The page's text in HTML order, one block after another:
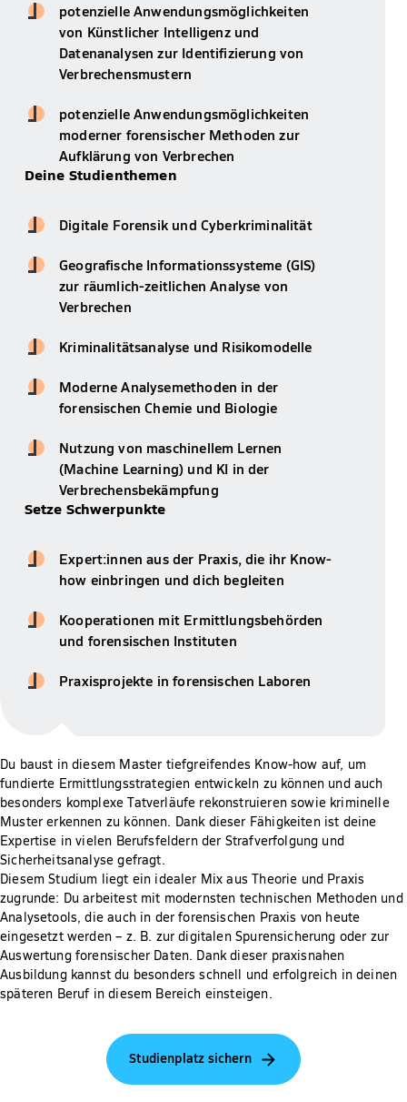
potenzielle Anwendungsmöglichkeiten
von Künstlicher Intelligenz und
Datenanalysen zur Identifizierung von
Verbrechensmustern
potenzielle Anwendungsmöglichkeiten
moderner forensischer Methoden zur
Aufklärung von Verbrechen
Deine Studienthemen
Digitale Forensik und Cyberkriminalität
Geografische Informationssysteme (GIS)
zur räumlich-zeitlichen Analyse von
Verbrechen
Kriminalitätsanalyse und Risikomodelle
Moderne Analysemethoden in der
forensischen Chemie und Biologie
Nutzung von maschinellem Lernen
(Machine Learning) und KI in der
Verbrechensbekämpfung
Setze Schwerpunkte
Expert:innen aus der Praxis, die ihr Know-
how einbringen und dich begleiten
Kooperationen mit Ermittlungsbehörden
und forensischen Instituten
Praxisprojekte in forensischen Laboren
Du baust in diesem Master tiefgreifendes Know-how auf, um
fundierte Ermittlungsstrategien entwickeln zu können und auch
besonders komplexe Tatverläufe rekonstruieren sowie kriminelle
Muster erkennen zu können. Dank dieser Fähigkeiten ist deine
Expertise in vielen Berufsfeldern der Strafverfolgung und
Sicherheitsanalyse gefragt.
Diesem Studium liegt ein idealer Mix aus Theorie und Praxis
zugrunde: Du arbeitest mit modernsten technischen Methoden und
Analysetools, die auch in der forensischen Praxis von heute
eingesetzt werden – z. B. zur digitalen Spurensicherung oder zur
Auswertung forensischer Daten. Dank dieser praxisnahen
Ausbildung kannst du besonders schnell und erfolgreich in deinen
späteren Beruf in diesem Bereich einsteigen.
Studienplatz sichern